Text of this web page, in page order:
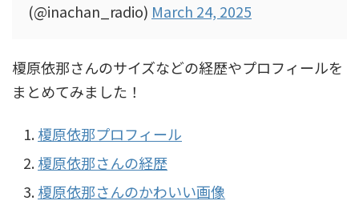
(@inachan_radio) March 24, 2025
榎原依那さんのサイズなどの経歴やプロフィールを
まとめてみました！
榎原依那プロフィール
榎原依那さんの経歴
榎原依那さんのかわいい画像